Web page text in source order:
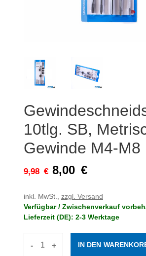
10tlg. SB,
Gewinde M4-M8
9,98 € 8,00 €
inkl. MwSt., zzgl. Versand
Verfügbar / Zwischenverkauf
Lieferzeit (DE): 2-3 Werktage
- +